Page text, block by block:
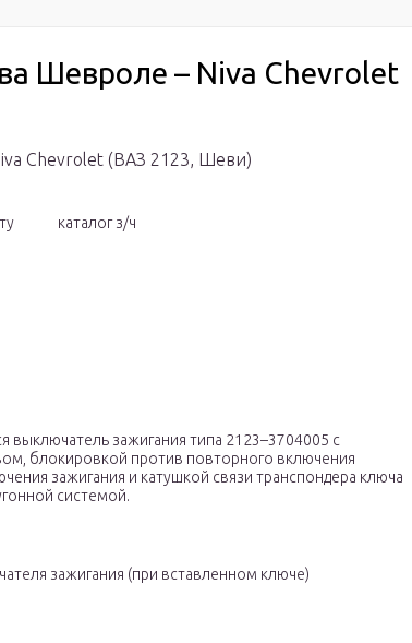
Шевроле – Niva Chevrolet
Chevrolet (ВАЗ 2123, Шеви)
каталог з/ч
зажигания типа 2123–3704005 с
блокировкой против повторного включения
зажигания и катушкой связи транспондера ключа
системой.
зажигания (при вставленном ключе)